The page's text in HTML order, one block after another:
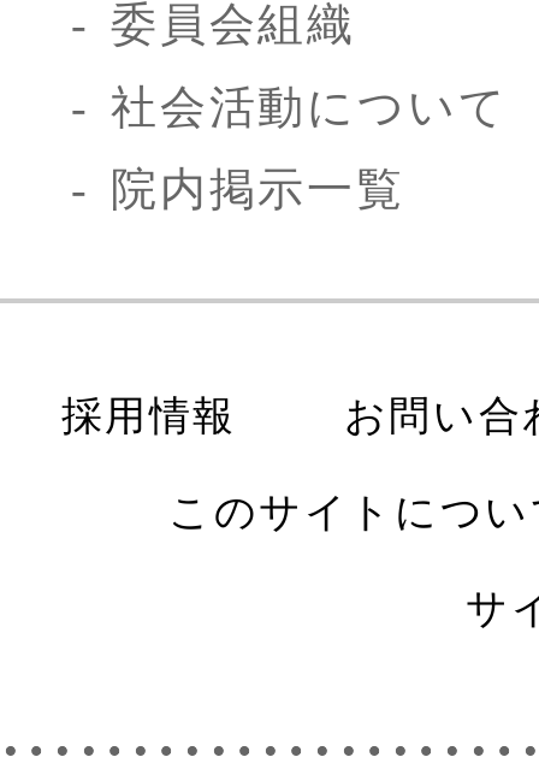
委員会組織
社会活動について
院内掲示一覧
採用情報 お問い合
このサイトにつ
サ